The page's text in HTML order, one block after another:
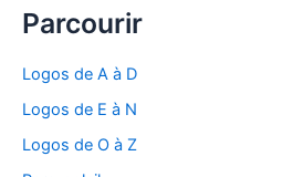
Parcourir
Logos de A à D
Logos de E à N
Logos de O à Z